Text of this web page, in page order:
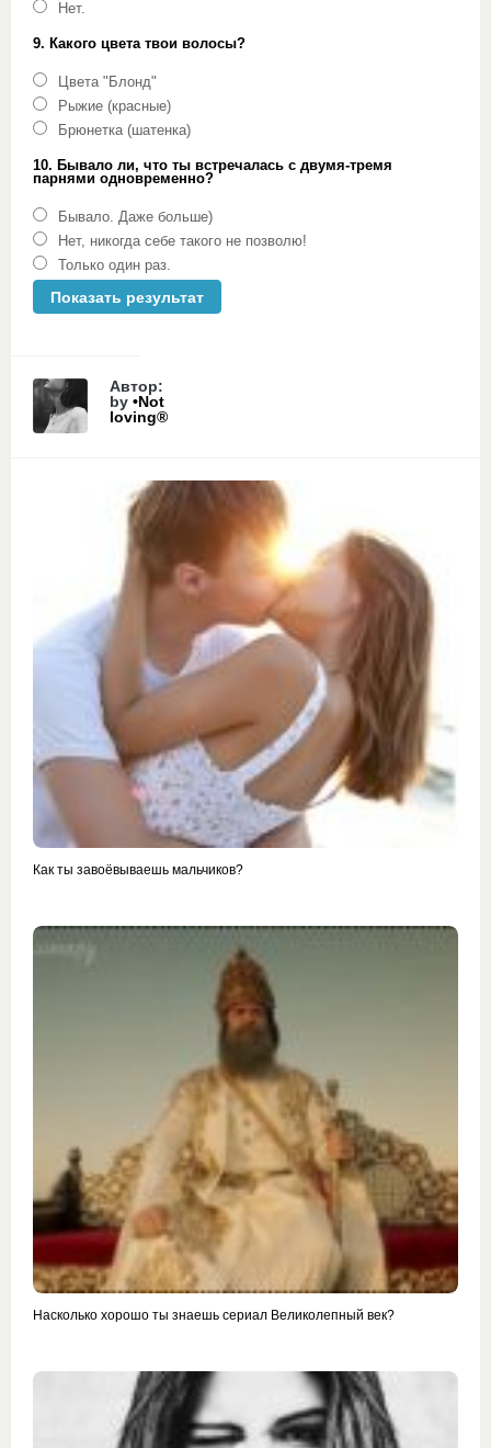
Нет.
9. Какого цвета твои волосы?
Цвета "Блонд"
Рыжие (красные)
Брюнетка (шатенка)
10. Бывало ли, что ты встречалась с двумя-тремя
парнями одновременно?
Бывало. Даже больше)
Нет, никогда себе такого не позволю!
Только один раз.
Автор:
by •Not
loving®
Как ты завоёвываешь мальчиков?
Насколько хорошо ты знаешь сериал Великолепный век?